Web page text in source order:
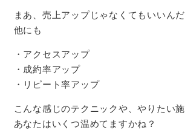
まあ、売上アップじゃなくてもいいん
他にも
・アクセスアップ
・成約率アップ
・リピート率アップ
こんな感じのテクニックや、やりたい
あなたはいくつ温めてますかね？